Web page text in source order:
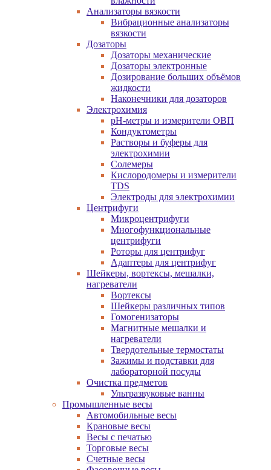
Анализаторы вязкости
Вибрационные анализаторы
вязкости
Дозаторы
Дозаторы механические
Дозаторы электронные
Дозирование больших объёмов
жидкости
Наконечники для дозаторов
Электрохимия
pH-метры и измерители ОВП
Кондуктометры
Растворы и буферы для
электрохимии
Солемеры
Кислородомеры и измерители
TDS
Электроды для электрохимии
Центрифуги
Микроцентрифуги
Многофункциональные
центрифуги
Роторы для центрифуг
Адаптеры для центрифуг
Шейкеры, вортексы, мешалки,
нагреватели
Вортексы
Шейкеры различных типов
Гомогенизаторы
Магнитные мешалки и
нагреватели
Твердотельные термостаты
Зажимы и подставки для
лабораторной посуды
Очистка предметов
Ультразвуковые ванны
Промышленные весы
Автомобильные весы
Крановые весы
Весы с печатью
Торговые весы
Счетные весы